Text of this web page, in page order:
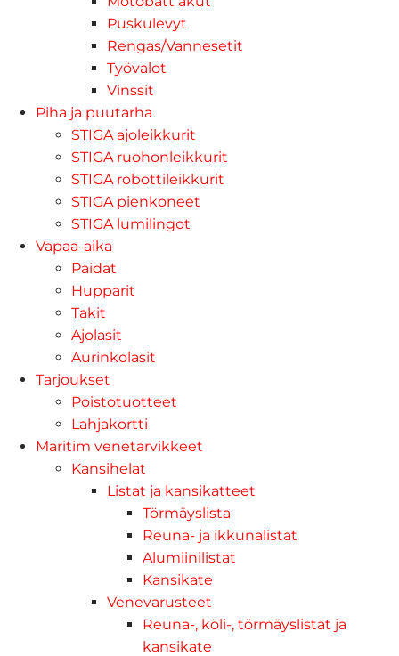
Puskulevyt
Rengas/Vannesetit
Työvalot
Vinssit
Piha ja puutarha
STIGA ajoleikkurit
STIGA ruohonleikkurit
STIGA robottileikkurit
STIGA pienkoneet
STIGA lumilingot
Vapaa-aika
Paidat
Hupparit
Takit
Ajolasit
Aurinkolasit
Tarjoukset
Poistotuotteet
Lahjakortti
Maritim venetarvikkeet
Kansihelat
Listat ja kansikatteet
Törmäyslista
Reuna- ja ikkunalistat
Alumiinilistat
Kansikate
Venevarusteet
Reuna-, köli-, törmäyslistat ja
kansikate